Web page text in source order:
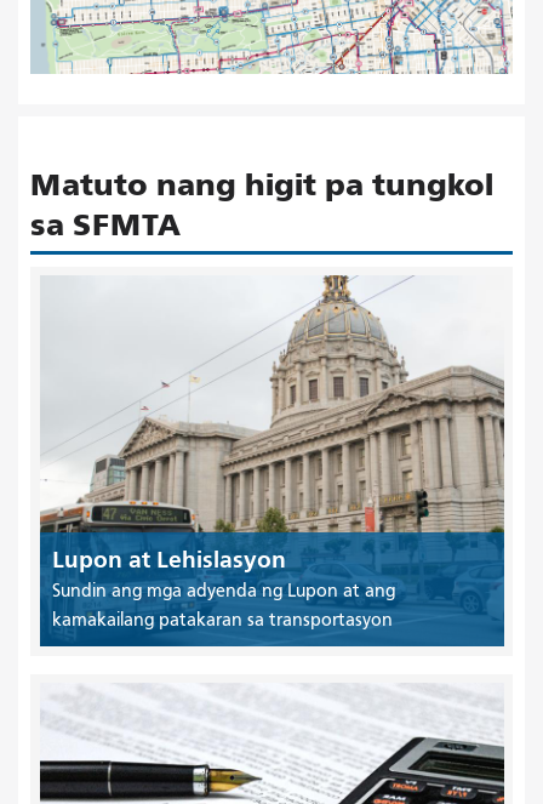
Matuto nang higit pa tungkol
sa SFMTA
Lupon at Lehislasyon
Sundin ang mga adyenda ng Lupon at ang
kamakailang patakaran sa transportasyon